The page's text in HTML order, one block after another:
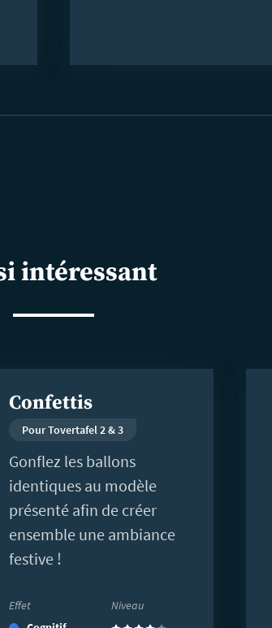
intéressant
Confettis
Pour Tovertafel 2 & 3
Gonflez les ballons
identiques au modèle
présenté afin de créer
ensemble une ambiance
festive !
Effet
Niveau